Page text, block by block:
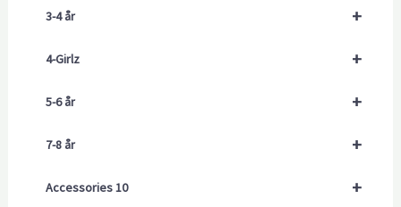
+
3-4 år
+
4-Girlz
+
5-6 år
+
7-8 år
+
Accessories 10